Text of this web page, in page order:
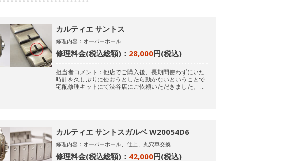
カルティエ サントス
修理内容：オーバーホール
修理料金(税込総額)： 28,000円(税込)
担当者コメント：他店でご購入後、長期間使わずにいた
時計を久しぶりに使おうとしたら動かないということで
宅配修理キットにて渋谷店にご依頼いただきました。
…
カルティエ サントスガルベ W20054D6
修理内容：オーバーホール、仕上、丸穴車交換
修理料金(税込総額)： 42,000円(税込)